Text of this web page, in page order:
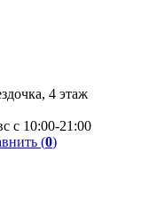
4 этаж
с 10:00-21:00
(0)